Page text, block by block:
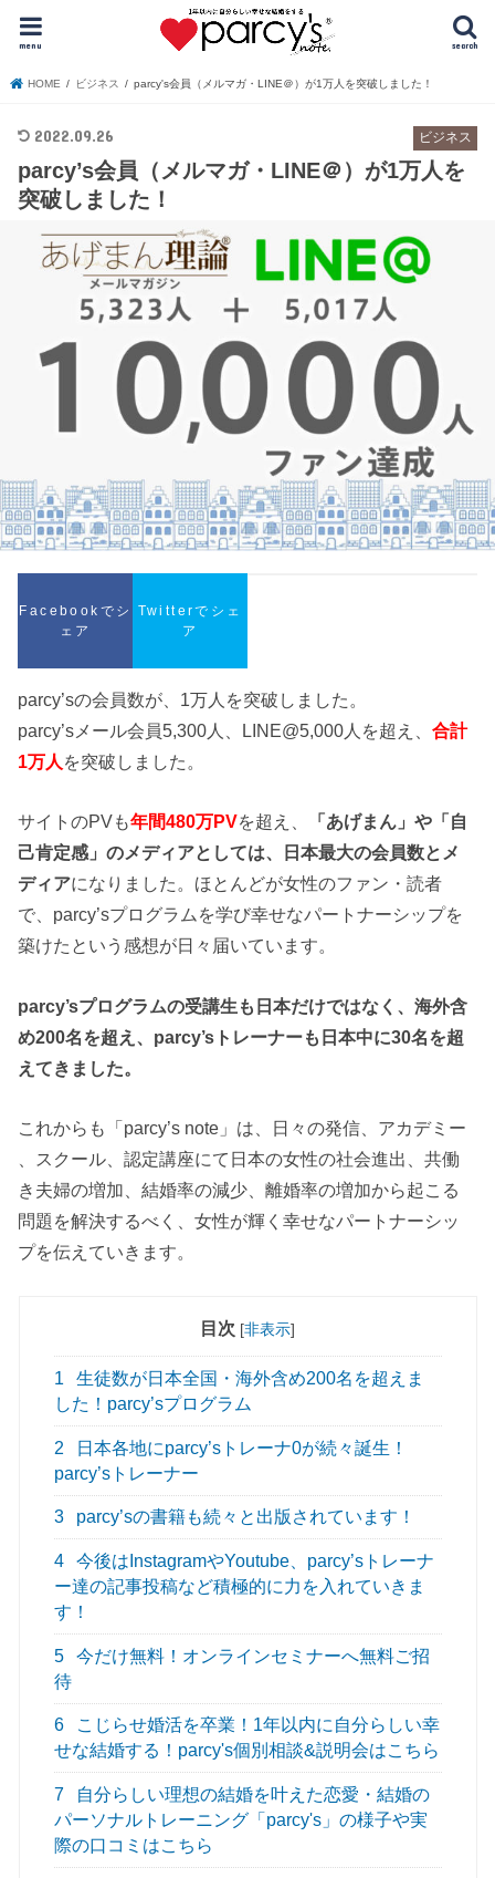
search
menu
HOME ビジネス parcy's会員（メルマガ・LINE＠）が1万人を突破しました！
ビジネス
2022.09.26
parcy’s会員（メルマガ・LINE＠）が1万人を
突破しました！
Facebookでシ
ェア
Twitterでシェ
ア
parcy’sの会員数が、1万人を突破しました。
parcy’sメール会員5,300人、LINE@5,000人を超え、合計
1万人 を突破しました。
サイトのPVも年間480万PVを超え、
「あげまん」や「自
己肯定感」のメディアとしては、日本最大の会員数とメ
ディアになりました。ほとんどが女性のファン・読者
で、parcy’sプログラムを学び幸せなパートナーシップを
築けたという感想が日々届いています。
parcy’sプログラムの受講生も日本だけではなく、海外含
め200名を超え、parcy’sトレーナーも日本中に30名を超
えてきました。
これからも「parcy’s note」は、日々の発信、アカデミー
、スクール、認定講座にて日本の女性の社会進出、共働
き夫婦の増加、結婚率の減少、離婚率の増加から起こる
問題を解決するべく、女性が輝く幸せなパートナーシッ
プを伝えていきます。
目次 [非表示]
1
生徒数が日本全国・海外含め200名を超えま
した！parcy’sプログラム
2
日本各地にparcy’sトレーナ0が続々誕生！
parcy’sトレーナー
3 parcy’sの書籍も続々と出版されています！
4
今後はInstagramやYoutube、parcy’sトレーナ
ー達の記事投稿など積極的に力を入れていきま
す！
5
今だけ無料！オンラインセミナーへ無料ご招
待
6
こじらせ婚活を卒業！1年以内に自分らしい幸
せな結婚する！parcy's個別相談&説明会はこちら
7
自分らしい理想の結婚を叶えた恋愛・結婚の
パーソナルトレーニング「parcy's」の様子や実
際の口コミはこちら